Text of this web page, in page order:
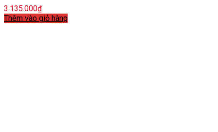
3.135.000₫
Thêm vào giỏ hàng